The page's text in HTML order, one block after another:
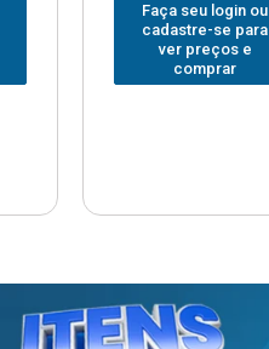
Faça seu login ou
cadastre-se para
ver preços e
comprar